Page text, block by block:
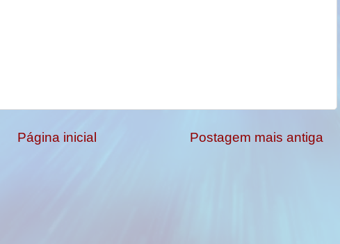
Postagem mais antiga
Página inicial